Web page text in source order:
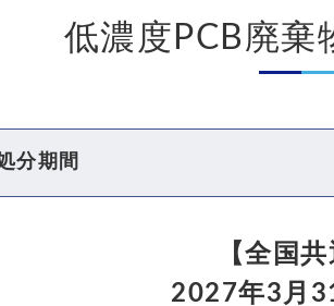
低濃度PCB廃棄
分期間
【全国共
2027年3月